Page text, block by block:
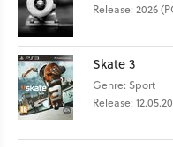
Release: 2026
Skate 3
Genre: Sport
Release: